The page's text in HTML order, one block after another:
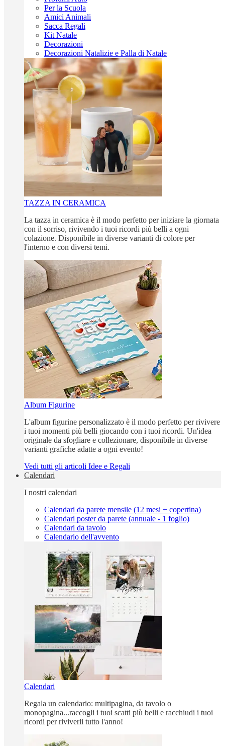
Per la Scuola
Amici Animali
Sacca Regali
Kit Natale
Decorazioni
Decorazioni Natalizie e Palla di Natale
TAZZA IN CERAMICA
La tazza in ceramica è il modo perfetto per iniziare la giornata
con il sorriso, rivivendo i tuoi ricordi più belli a ogni
colazione. Disponibile in diverse varianti di colore per
l'interno e con diversi temi.
Album Figurine
L'album figurine personalizzato è il modo perfetto per rivivere
i tuoi momenti più belli giocando con i tuoi ricordi. Un'idea
originale da sfogliare e collezionare, disponibile in diverse
varianti grafiche adatte a ogni evento!
Vedi tutti gli articoli Idee e Regali
Calendari
I nostri calendari
Calendari da parete mensile (12 mesi + copertina)
Calendari poster da parete (annuale - 1 foglio)
Calendari da tavolo
Calendario dell'avvento
Calendari
Regala un calendario: multipagina, da tavolo o
monopagina...raccogli i tuoi scatti più belli e racchiudi i tuoi
ricordi per riviverli tutto l'anno!